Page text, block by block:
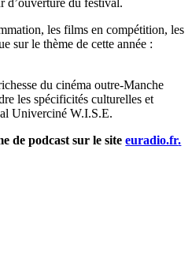
d’ouverture du festival.
les films en compétition, les
sur le thème de cette année :
du cinéma outre-Manche
les spécificités culturelles et
Univerciné W.I.S.E.
de podcast sur le siteeuradio.fr.